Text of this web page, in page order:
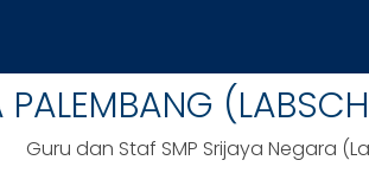
Guru dan Staf SMP Srijaya Negara